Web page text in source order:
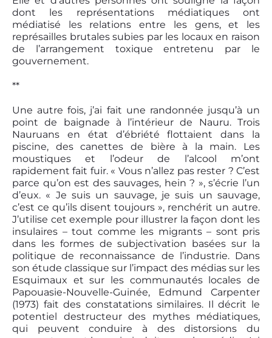
dont les représentations médiatiques ont
médiatisé les relations entre les gens, et les
représailles brutales subies par les locaux en raison
de l’arrangement toxique entretenu par le
gouvernement.
**
Une autre fois, j’ai fait une randonnée jusqu’à un
point de baignade à l’intérieur de Nauru. Trois
Nauruans en état d’ébriété flottaient dans la
piscine, des canettes de bière à la main. Les
moustiques et l’odeur de l’alcool m’ont
rapidement fait fuir. « Vous n’allez pas rester ? C’est
parce qu’on est des sauvages, hein ? », s’écrie l’un
d’eux. « Je suis un sauvage, je suis un sauvage,
c’est ce qu’ils disent toujours », renchérit un autre.
J’utilise cet exemple pour illustrer la façon dont les
insulaires – tout comme les migrants – sont pris
dans les formes de subjectivation basées sur la
politique de reconnaissance de l’industrie. Dans
son étude classique sur l’impact des médias sur les
Esquimaux et sur les communautés locales de
Papouasie-Nouvelle-Guinée, Edmund Carpenter
(1973) fait des constatations similaires. Il décrit le
potentiel destructeur des mythes médiatiques,
qui peuvent conduire à des distorsions du